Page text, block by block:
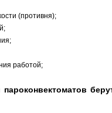
(противня);
работой;